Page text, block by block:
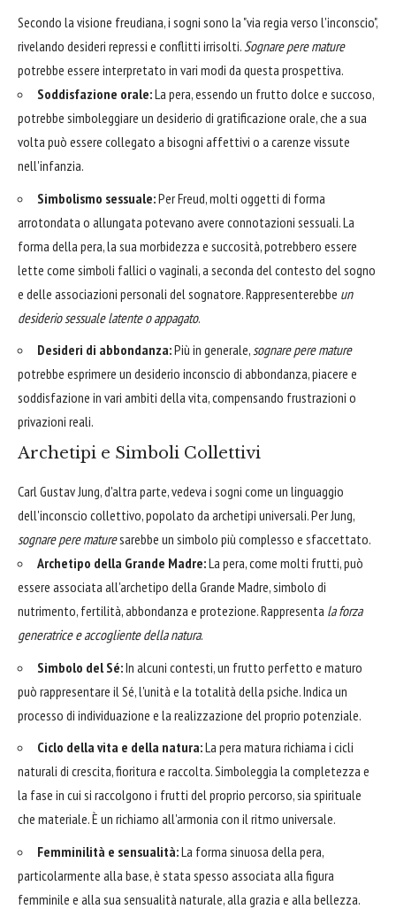
Secondo la visione freudiana, i sogni sono la "via regia verso l'inconscio",
rivelando desideri repressi e conflitti irrisolti.Sognare pere mature
potrebbe essere interpretato in vari modi da questa prospettiva.
Soddisfazione orale:La pera, essendo un frutto dolce e succoso,
potrebbe simboleggiare un desiderio di gratificazione orale, che a sua
volta può essere collegato a bisogni affettivi o a carenze vissute
nell'infanzia.
Simbolismo sessuale:Per Freud, molti oggetti di forma
arrotondata o allungata potevano avere connotazioni sessuali. La
forma della pera, la sua morbidezza e succosità, potrebbero essere
lette come simboli fallici o vaginali, a seconda del contesto del sogno
e delle associazioni personali del sognatore. Rappresenterebbe un
desiderio sessuale latente o appagato.
Desideri di abbondanza:Più in generale,sognare pere mature
potrebbe esprimere un desiderio inconscio di abbondanza, piacere e
soddisfazione in vari ambiti della vita, compensando frustrazioni o
privazioni reali.
Archetipi e Simboli Collettivi
Carl Gustav Jung, d'altra parte, vedeva i sogni come un linguaggio
dell'inconscio collettivo, popolato da archetipi universali. Per Jung,
sognare pere maturesarebbe un simbolo più complesso e sfaccettato.
Archetipo della Grande Madre:La pera, come molti frutti, può
essere associata all'archetipo della Grande Madre, simbolo di
nutrimento, fertilità, abbondanza e protezione. Rappresenta la forza
generatrice e accogliente della natura.
Simbolo del Sé:In alcuni contesti, un frutto perfetto e maturo
può rappresentare il Sé, l'unità e la totalità della psiche. Indica un
processo di individuazione e la realizzazione del proprio potenziale.
Ciclo della vita e della natura:La pera matura richiama i cicli
naturali di crescita, fioritura e raccolta. Simboleggia la completezza e
la fase in cui si raccolgono i frutti del proprio percorso, sia spirituale
che materiale. È un richiamo all'armonia con il ritmo universale.
Femminilità e sensualità:La forma sinuosa della pera,
particolarmente alla base, è stata spesso associata alla figura
femminile e alla sua sensualità naturale, alla grazia e alla bellezza.